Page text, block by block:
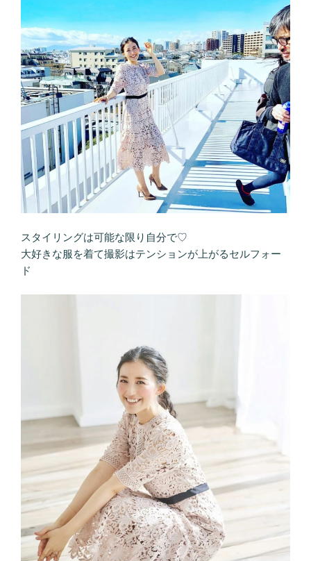
スタイリングは可能な限り自分で♡
大好きな服を着て撮影はテンションが上がる セルフォー
ド